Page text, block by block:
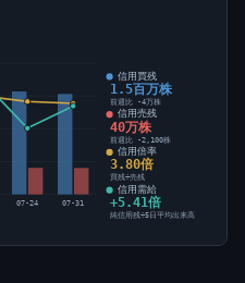
07-24 07-31
信用買残
1.5百万株
前週比 -4万株
信用売残
40万株
前週比 -2,100株
信用倍率
3.80倍
買残÷売残
信用需給
+5.41倍
純信用残÷5日平均出来高